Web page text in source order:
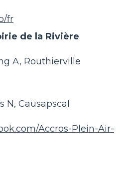
fr
de la Rivière
A, Routhierville
N, Causapscal
Accros-Plein-Air-